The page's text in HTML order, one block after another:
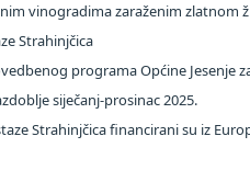
vinogradima zaraženim zlatnom
Strahinjčica
programa Općine Jesenje
siječanj-prosinac 2025.
Strahinjčica financirani su iz